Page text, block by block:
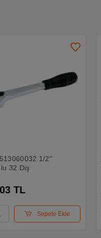
1/2''
32 Diş
TL
Sepete Ekle